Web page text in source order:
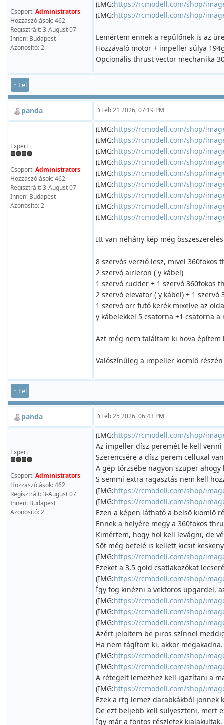
Csoport:Administrators
Hozzászólások: 462
Regisztrált: 3-August 07
Innen: Budapest
Azonosító: 2
(IMG:https://rcmodell.com/shop/
(IMG:https://rcmodell.com/shop/
Lemértem ennek a repülőnek is az
Hozzávaló motor + impeller súlya
Opcionális thrust vector mechanika
↑ Fel
panda Feb 21 2026, 07:19 PM
Expert
Csoport:Administrators
Hozzászólások: 462
Regisztrált: 3-August 07
Innen: Budapest
Azonosító: 2
(IMG:https://rcmodell.com/shop/
(IMG:https://rcmodell.com/shop/
(IMG:https://rcmodell.com/shop/
(IMG:https://rcmodell.com/shop/
(IMG:https://rcmodell.com/shop/
(IMG:https://rcmodell.com/shop/
(IMG:https://rcmodell.com/shop/
(IMG:https://rcmodell.com/shop/
(IMG:https://rcmodell.com/shop/
Itt van néhány kép még
8 szervós verzió lesz, mivel 360fokos
2 szervó airleron ( y kábel)
1 szervó rudder + 1 szervó 360fokos
2 szervó elevator ( y kábel) + 1
1 szervó orr futó kerék mixelve az
y kábelekkel 5 csatorna +1 csatorna a
Azt még nem találtam ki hova építem
Valószínűleg a impeller kiömlő
↑ Fel
panda Feb 25 2026, 06:43 PM
Expert
Csoport:Administrators
Hozzászólások: 462
Regisztrált: 3-August 07
Innen: Budapest
Azonosító: 2
(IMG:https://rcmodell.com/shop/
Az impeller dísz peremét le kell
Szerencsére a dísz perem celluxal
A gép törzsébe nagyon szuper
S semmi extra ragasztás nem kell
(IMG:https://rcmodell.com/shop/
(IMG:https://rcmodell.com/shop/
Ezen a képen látható a belső kiömlő
Ennek a helyére megy a 360fokos
Kimértem, hogy hol kell levágni, de
Sőt még befelé is kellett kicsit
(IMG:https://rcmodell.com/shop/
Ezeket a 3,5 gold csatlakozókat
(IMG:https://rcmodell.com/shop/
Így fog kinézni a vektoros upgardel,
(IMG:https://rcmodell.com/shop/
(IMG:https://rcmodell.com/shop/
(IMG:https://rcmodell.com/shop/
Azért jelöltem be piros színnel
Ha nem tágítom ki, akkor
(IMG:https://rcmodell.com/shop/
(IMG:https://rcmodell.com/shop/
A rétegelt lemezhez kell igazítani a
(IMG:https://rcmodell.com/shop/
Ezek a rtg lemez darabkákból jönnek
De ezt beljebb kell sülyeszteni, mert
Így már a fontos részletek kialakultak.